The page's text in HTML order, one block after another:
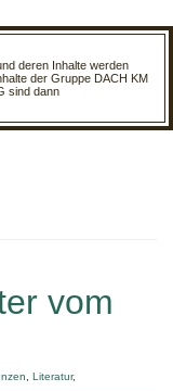
deren Inhalte werden
der Gruppe DACH KM
sind dann
vom
Literatur,